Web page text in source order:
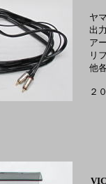
ヤ
出
ア
リ
他
２